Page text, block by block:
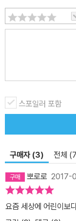
스포일러 포함
구매자 (3) 전체
뽀로로 2017-
요즘 세상에 어린이보